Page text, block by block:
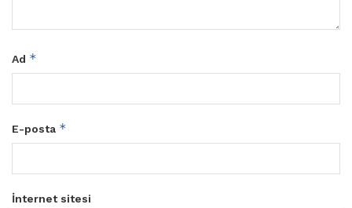
Ad *
E-posta *
İnternet sitesi